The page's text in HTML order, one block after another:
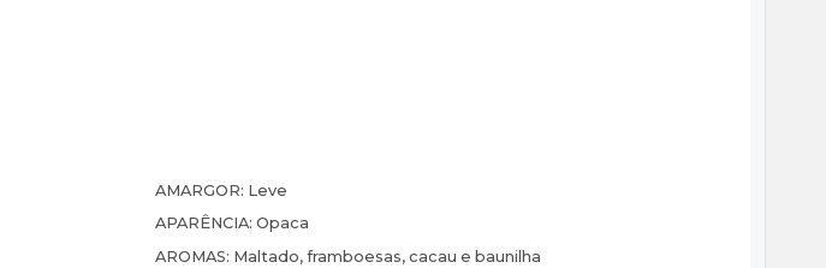
AMARGOR: Leve
APARÊNCIA: Opaca
AROMAS: Maltado, framboesas, cacau e baunilha